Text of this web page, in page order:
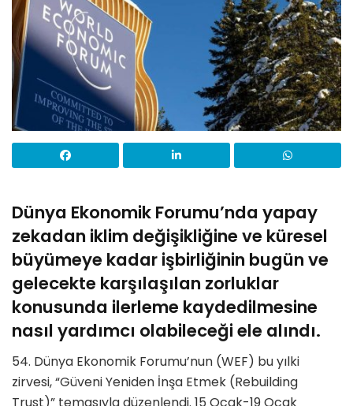
Dünya Ekonomik Forumu’nda yapay
zekadan iklim değişikliğine ve küresel
büyümeye kadar işbirliğinin bugün ve
gelecekte karşılaşılan zorluklar
konusunda ilerleme kaydedilmesine
nasıl yardımcı olabileceği ele alındı.
54. Dünya Ekonomik Forumu’nun (WEF) bu yılki
zirvesi, “Güveni Yeniden İnşa Etmek (Rebuilding
Trust)” temasıyla düzenlendi. 15 Ocak-19 Ocak